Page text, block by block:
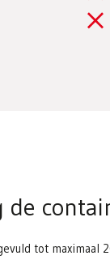
tot maximaal